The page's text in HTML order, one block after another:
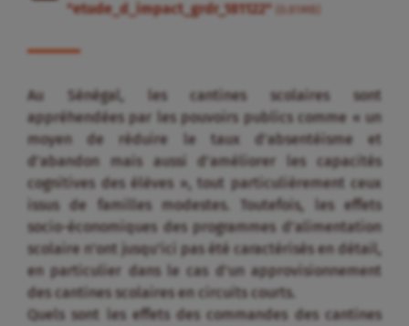
"etude_d_impact_grdr_181122"
(0.81MB)
Au Sénégal, les cantines scolaires sont
appréhendées par les pouvoirs publics comme « un
moyen de réduire le taux d’absentéisme et
d’abandon mais aussi d’améliorer les capacités
cognitives des élèves », tout particulièrement ceux
issus de familles modestes. Toutefois, les effets
socio-économiques des programmes d’alimentation
scolaire n’ont jusqu’ici pas été caractérisés en détail,
en particulier dans le cas d’un approvisionnement
des cantines scolaires en circuits courts.
Quels sont les effets des commandes des cantines